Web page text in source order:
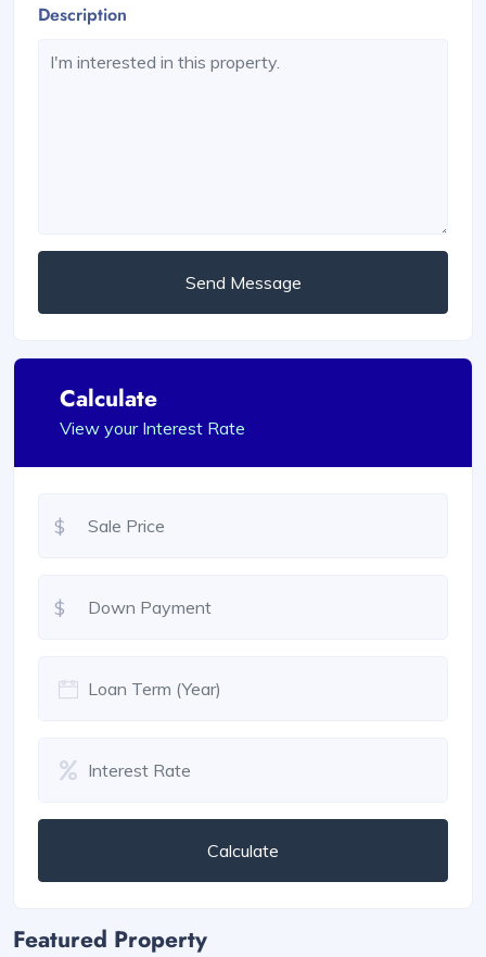
Description
Send Message
Calculate
View your Interest Rate
$
$
Calculate
Featured Property